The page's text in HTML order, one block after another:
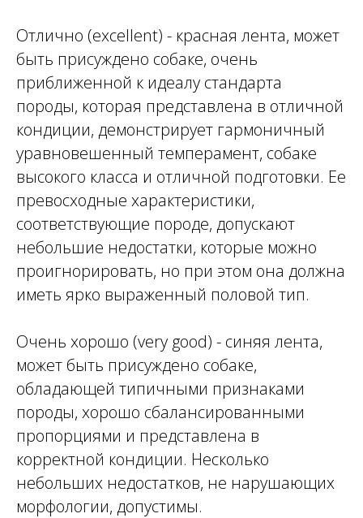
Отлично (excellent) - красная лента, может
быть присуждено собаке, очень
приближенной к идеалу стандарта
породы, которая представлена в отличной
кондиции, демонстрирует гармоничный
уравновешенный темперамент, собаке
высокого класса и отличной подготовки. Ее
превосходные характеристики,
соответствующие породе, допускают
небольшие недостатки, которые можно
проигнорировать, но при этом она должна
иметь ярко выраженный половой тип.
Очень хорошо (very good) - синяя лента,
может быть присуждено собаке,
обладающей типичными признаками
породы, хорошо сбалансированными
пропорциями и представлена в
корректной кондиции. Несколько
небольших недостатков, не нарушающих
морфологии, допустимы.